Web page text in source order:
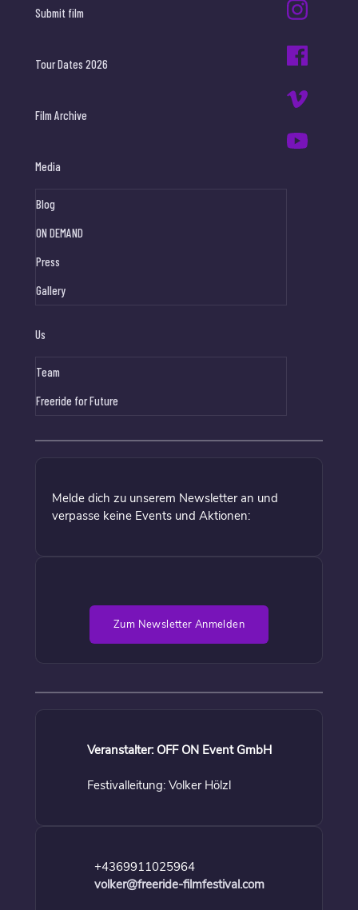
Submit film
Tour Dates 2026
Film Archive
Media
Blog
ON DEMAND
Press
Gallery
Us
Team
Freeride for Future
Melde dich zu unserem Newsletter an und
verpasse keine Events und Aktionen:
Zum Newsletter Anmelden
Veranstalter: OFF ON Event GmbH
Festivalleitung: Volker Hölzl
+4369911025964
volker@freeride-filmfestival.com